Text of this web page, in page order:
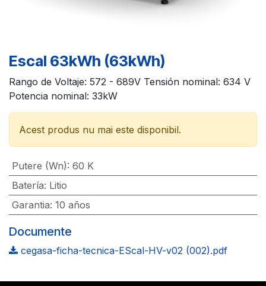
Escal 63kWh (63kWh)
Rango de Voltaje: 572 - 689V Tensión nominal: 634 V
Potencia nominal: 33kW
Acest produs nu mai este disponibil.
Putere (Wn): 60 K
Batería: Litio
Garantia: 10 años
Documente
cegasa-ficha-tecnica-EScal-HV-v02 (002).pdf